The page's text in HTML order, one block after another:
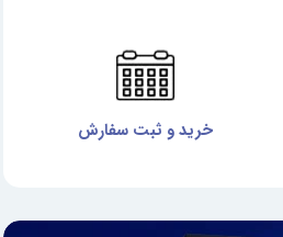
خرید و ثبت سفارش